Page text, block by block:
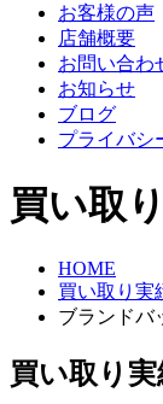
お客様の声
店舗概要
お問い合わ
お知らせ
ブログ
プライバシ
買い取
HOME
買い取り実
ブランドバ
買い取り